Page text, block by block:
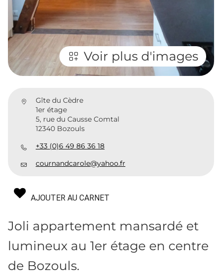
Voir plus d'images
Gîte du Cèdre
1er étage
5, rue du Causse Comtal
12340 Bozouls
+33 (0)6 49 86 36 18
cournandcarole@yahoo.fr
AJOUTER AU CARNET
Joli appartement mansardé et
lumineux au 1er étage en centre
de Bozouls.